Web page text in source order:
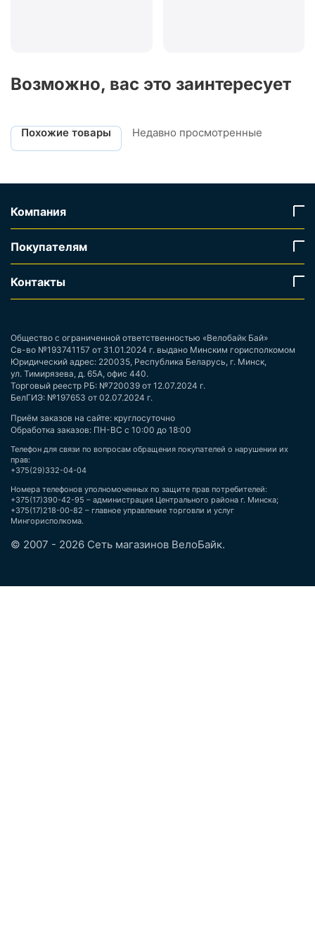
Возможно, вас это заинтересует
Похожие товары Недавно просмотренные
Компания
Покупателям
Контакты
Общество с ограниченной ответственностью «Велобайк Бай»
Св-во №193741157 от 31.01.2024 г. выдано Минским горисполкомом
Юридический адрес: 220035, Республика Беларусь, г. Минск,
ул. Тимирязева, д. 65А, офис 440.
Торговый реестр РБ: №720039 от 12.07.2024 г.
БелГИЭ: №197653 от 02.07.2024 г.
Приём заказов на сайте: круглосуточно
Обработка заказов: ПН-ВС с 10:00 до 18:00
Телефон для связи по вопросам обращения покупателей о нарушении их
прав:
+375(29)332-04-04
Номера телефонов уполномоченных по защите прав потребителей:
+375(17)390-42-95 – администрация Центрального района г. Минска;
+375(17)218-00-82 – главное управление торговли и услуг
Мингорисполкома.
© 2007 - 2026 Сеть магазинов ВелоБайк.